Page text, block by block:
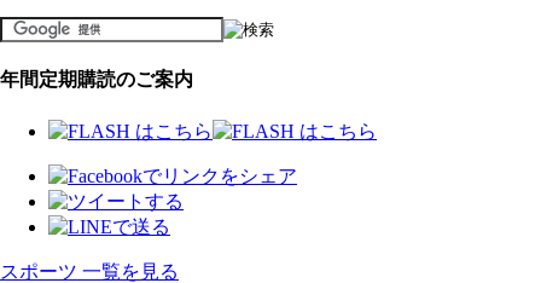
年間定期購読のご案内
スポーツ 一覧を見る